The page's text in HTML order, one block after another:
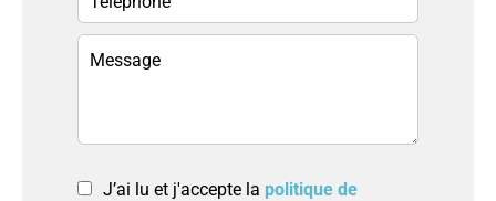
J’ai lu et j'accepte la politique de